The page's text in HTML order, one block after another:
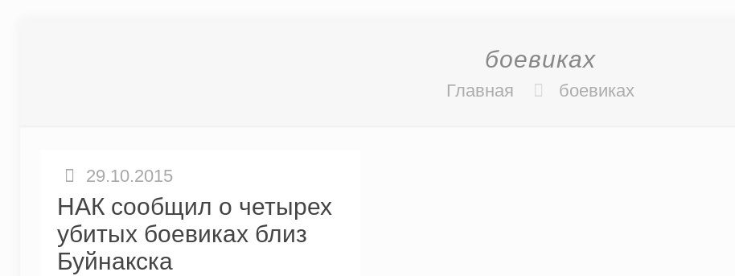
боевиках
Главная боевиках
29.10.2015
НАК сообщил о четырех
убитых боевиках близ
Буйнакска